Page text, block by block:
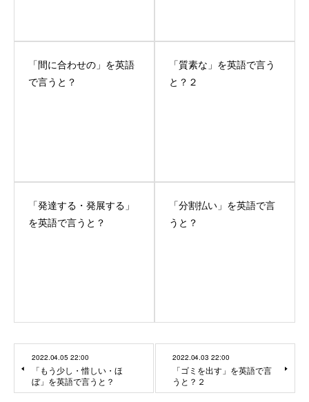
「間に合わせの」を英語
で言うと？
「質素な」を英語で言う
と？２
「発達する・発展する」
を英語で言うと？
「分割払い」を英語で言
うと？
2022.04.05 22:00
「もう少し・惜しい・ほ
ぼ」を英語で言うと？
2022.04.03 22:00
「ゴミを出す」を英語で言
うと？２